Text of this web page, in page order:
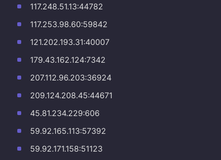
117.248.51.13:44782
117.253.98.60:59842
121.202.193.31:40007
179.43.162.124:7342
207.112.96.203:36924
209.124.208.45:44671
45.81.234.229:606
59.92.165.113:57392
59.92.171.158:51123